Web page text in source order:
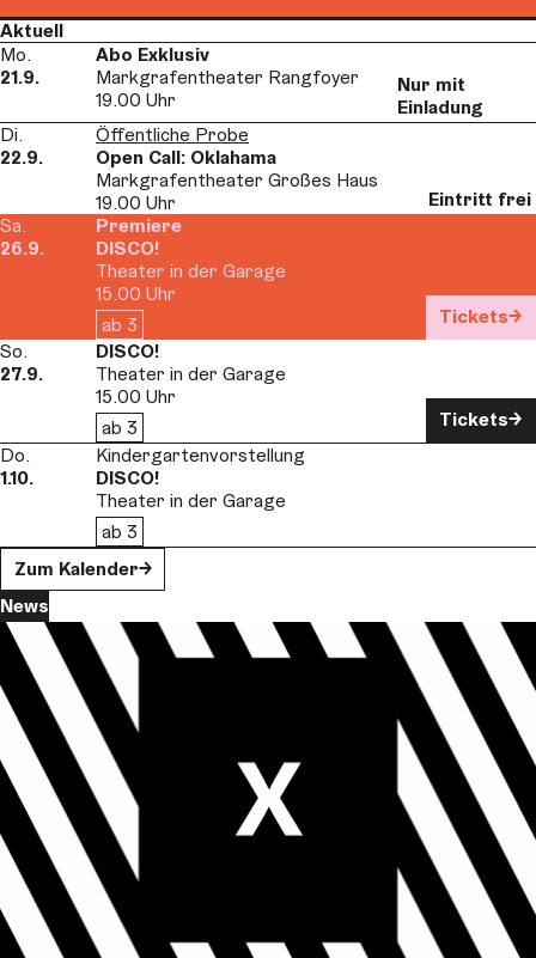
Aktuell
Mo.
21.9.
Abo Exklusiv
Markgrafentheater Rangfoyer
19.00 Uhr
Nur mit
Einladung
Di.
22.9.
Öffentliche Probe
Open Call: Oklahama
Markgrafentheater Großes Haus
19.00 Uhr
Eintritt frei
Sa.
26.9.
Premiere
DISCO!
Theater in der Garage
15.00 Uhr
ab 3
Tickets
So.
27.9.
DISCO!
Theater in der Garage
15.00 Uhr
ab 3
Tickets
Do.
1.10.
Kindergartenvorstellung
DISCO!
Theater in der Garage
ab 3
Zum Kalender
News